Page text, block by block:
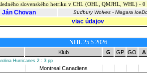
slovenského hetriku v CHL (OHL, QMJHL, WHL) -
Ján Chovan Sudbury Wolves - Niagara
viac údajov
NHL25.5.2026
Klub G GP GO A
Hurricanes 2 : 3 pp
Montreal Canadiens